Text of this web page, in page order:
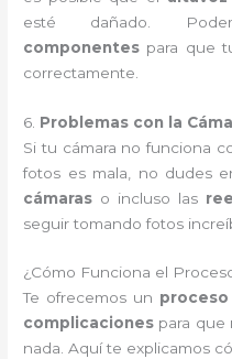
esté dañado.
componentes para que
correctamente.
6. Problemas con la
Si tu cámara no funciona
fotos es mala, no dudes
cámaras o incluso las
seguir tomando fotos
¿Cómo Funciona el
Te ofrecemos un
complicaciones para que
nada. Aquí te explicamos